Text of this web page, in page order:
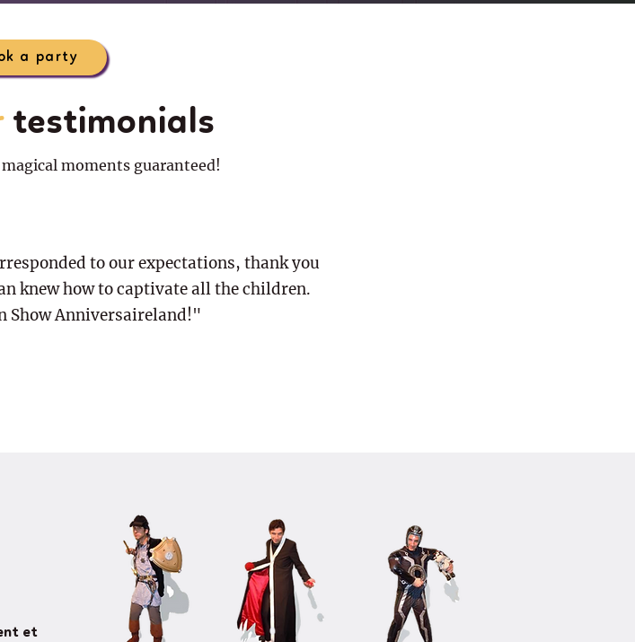
a party
testimonials
moments guaranteed!
to our expectations, thank you
knew how to captivate all the children.
Show Anniversaireland!"
et